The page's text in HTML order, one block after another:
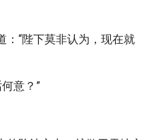
：“陛下莫非认为，现在就
意？”